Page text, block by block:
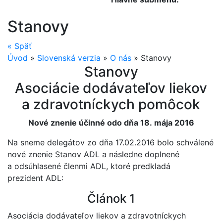
Stanovy
« Späť
Úvod » Slovenská verzia » O nás » Stanovy
Stanovy
Asociácie dodávateľov liekov
a zdravotníckych pomôcok
Nové znenie účinné odo dňa 18. mája 2016
Na sneme delegátov zo dňa 17.02.2016 bolo schválené
nové znenie Stanov ADL a následne doplnené
a odsúhlasené členmi ADL, ktoré predkladá
prezident ADL:
Článok 1
Asociácia dodávateľov liekov a zdravotníckych